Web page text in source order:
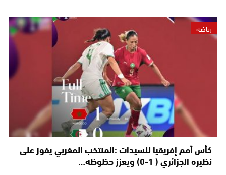
رياضة
كأس أمم إفريقيا للسيدات :المنتخب المغربي يفوز على
نظيره الجزائري ( 1-0) ويعزز حظوظه…